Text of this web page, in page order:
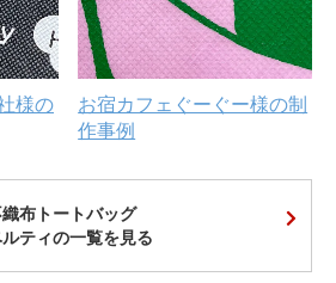
様の
お宿カフェぐーぐー様の制
作事例
布トートバッグ
ルティの一覧を見る